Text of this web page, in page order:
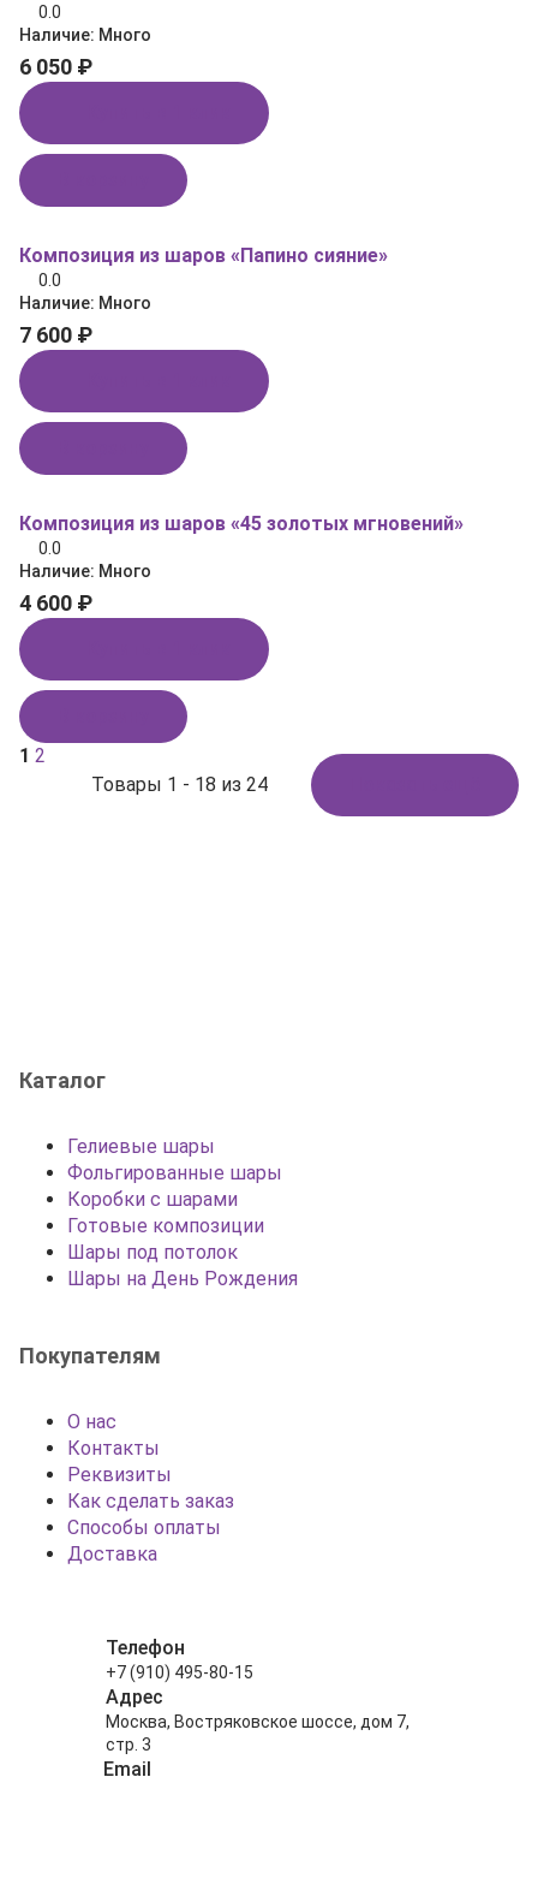
0.0
Наличие: Много
6 050 ₽
Композиция из шаров «Папино сияние»
0.0
Наличие: Много
7 600 ₽
Композиция из шаров «45 золотых мгновений»
0.0
Наличие: Много
4 600 ₽
Товары 1 - 18 из 24
1 2
Каталог
Гелиевые шары
Фольгированные шары
Коробки с шарами
Готовые композиции
Шары под потолок
Шары на День Рождения
Покупателям
О нас
Контакты
Реквизиты
Как сделать заказ
Способы оплаты
Доставка
Телефон
+7 (910) 495-80-15
Адрес
Москва, Востряковское шоссе, дом 7,
стр. 3
Email